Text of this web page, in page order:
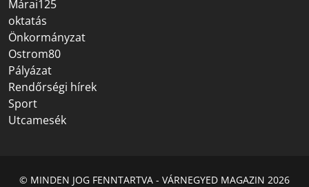
Márai125
oktatás
Önkormányzat
Ostrom80
Pályázat
Rendőrségi hírek
Sport
Utcamesék
© MINDEN JOG FENNTARTVA - VÁRNEGYED MAGAZIN 2026